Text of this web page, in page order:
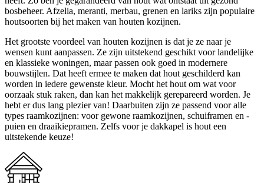
bosbeheer. Afzelia, meranti, merbau, grenen en lariks zijn populaire
houtsoorten bij het maken van houten kozijnen.
Het grootste voordeel van houten kozijnen is dat je ze naar je
wensen kunt aanpassen. Ze zijn uitstekend geschikt voor landelijke
en klassieke woningen, maar passen ook goed in modernere
bouwstijlen. Dat heeft ermee te maken dat hout geschilderd kan
worden in iedere gewenste kleur. Mocht het hout om wat voor
oorzaak stuk raken, dan kan het makkelijk gerepareerd worden. Je
hebt er dus lang plezier van! Daarbuiten zijn ze passend voor alle
types raamkozijnen: voor gewone raamkozijnen, schuiframen en -
puien en draaikiepramen. Zelfs voor je dakkapel is hout een
uitstekende keuze!